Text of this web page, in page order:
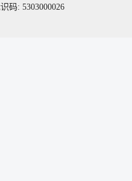
码: 5303000026